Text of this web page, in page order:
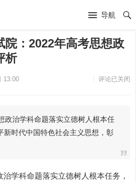
导航
院：2022年高考思想政
析
13:00 评论已关闭
治学科命题落实立德树人根本任
新时代中国特色社会主义思想，彰
科命题落实立德树人根本任务，